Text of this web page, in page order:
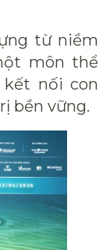
từ niềm
môn thể
nối con
bền vững.